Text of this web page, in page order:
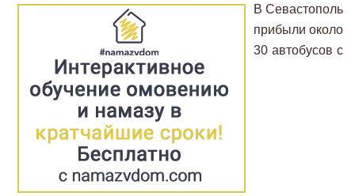
В Севастополь
прибыли около
30 автобусов с